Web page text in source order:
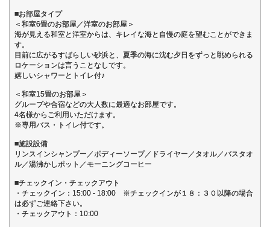
■お部屋タイプ
＜和室6畳のお部屋／洋室のお部屋＞
海が見える和室と洋室からは、キレイな海と自慢の庭を望むことができま
す。
目前に広がるすばらしい砂浜と、夏季の海に沈む夕日をずっと眺められる
ロケーションは言うことなしです。
嬉しいシャワーとトイレ付♪
＜和室15畳のお部屋＞
グループや合宿などの大人数に最適なお部屋です。
4名様からご利用いただけます。
※専用バス・トイレ付です。
■施設設備
リンスインシャンプー／ボディーソープ／ドライヤー／タオル／バスタオ
ル／湯沸かしポット／モーニングコーヒー
■チェックイン・チェックアウト
・チェックイン：15:00 - 18:00 ※チェックインが１８：３０以降の場合
は必ずご連絡下さい。
・チェックアウト：10:00